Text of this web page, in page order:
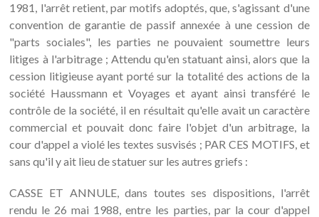
1981, l'arrêt retient, par motifs adoptés, que, s'agissant d'une
convention de garantie de passif annexée à une cession de
"parts sociales", les parties ne pouvaient soumettre leurs
litiges à l'arbitrage ; Attendu qu'en statuant ainsi, alors que la
cession litigieuse ayant porté sur la totalité des actions de la
société Haussmann et Voyages et ayant ainsi transféré le
contrôle de la société, il en résultait qu'elle avait un caractère
commercial et pouvait donc faire l'objet d'un arbitrage, la
cour d'appel a violé les textes susvisés ; PAR CES MOTIFS, et
sans qu'il y ait lieu de statuer sur les autres griefs :
CASSE ET ANNULE, dans toutes ses dispositions, l'arrêt
rendu le 26 mai 1988, entre les parties, par la cour d'appel